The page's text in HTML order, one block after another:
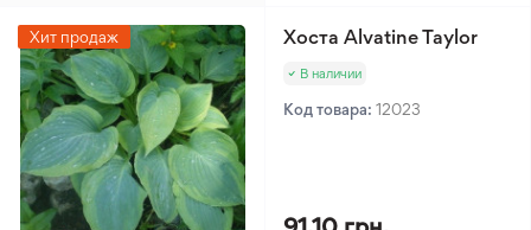
Хит продаж Хоста Alvatine Taylor
В наличии
Код товара: 12023